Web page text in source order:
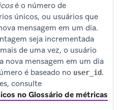
é o número de
únicos, ou usuários que
mensagem em um dia.
seja incrementada
de uma vez, o usuário
nova mensagem em um dia
é baseado no user_id.
consulte
no Glossário de métricas